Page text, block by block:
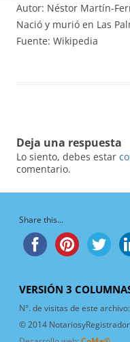
Autor: Néstor Martín-
Nació y murió en Las
Fuente: Wikipedia
Deja una respuesta
Lo siento, debes estar
comentario.
Share this...
VERSIÓN 3
N°. de visitas de este archivo:
© 2014